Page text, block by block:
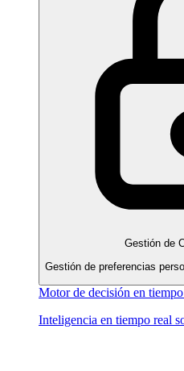
Gestión de
Gestión de preferencias
Motor de decisión en
Inteligencia en tiempo real